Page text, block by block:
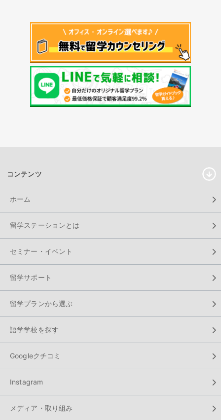
コンテンツ
ホーム
留学ステーションとは
セミナー・イベント
留学サポート
留学プランから選ぶ
語学学校を探す
Googleクチコミ
Instagram
メディア・取り組み